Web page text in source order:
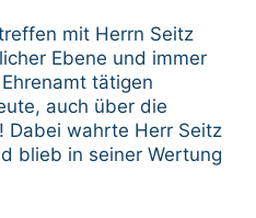
mit Herrn Seitz
Ebene und immer
tätigen
auch über die
Dabei wahrte Herr Seitz
blieb in seiner Wertung